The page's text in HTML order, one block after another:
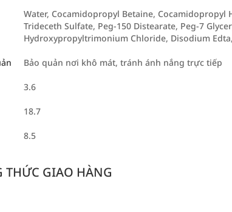
Water, Cocamidopropyl Betaine,
Trideceth Sulfate, Peg-150 Distearate, Peg-7
Hydroxypropyltrimonium Chloride, Disodium
Bảo quản nơi khô mát, tránh ánh nắng trực tiếp
3.6
18.7
8.5
THỨC GIAO HÀNG